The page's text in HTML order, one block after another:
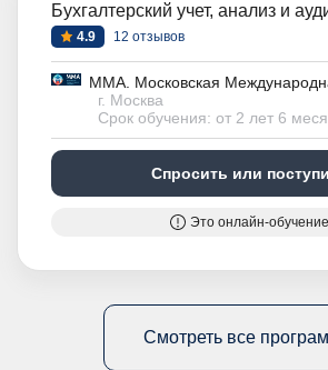
Бухгалтерский учет, анализ и
4.9 12 отзывов
ММА. Московская
г. Москва
Срок обучения: от 2 лет 6
Спросить или
Это онлайн-обучение
Смотреть все